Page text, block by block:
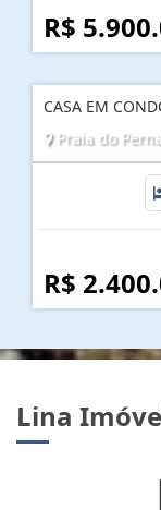
R$
CASA EM
Praia do
R$
Lina